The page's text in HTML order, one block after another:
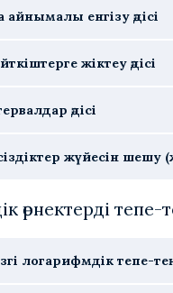
айнымалы енгізу әдісі
жіктеу әдісі
әдісі
жүйесін шешу
өрнектерді тепе-
логарифмдік тепе-